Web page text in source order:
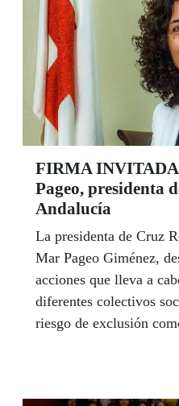
FIRMA
Pageo, presidenta
Andalucía
La presidenta de Cruz
Mar Pageo Giménez,
acciones que lleva a
diferentes colectivos
riesgo de exclusión